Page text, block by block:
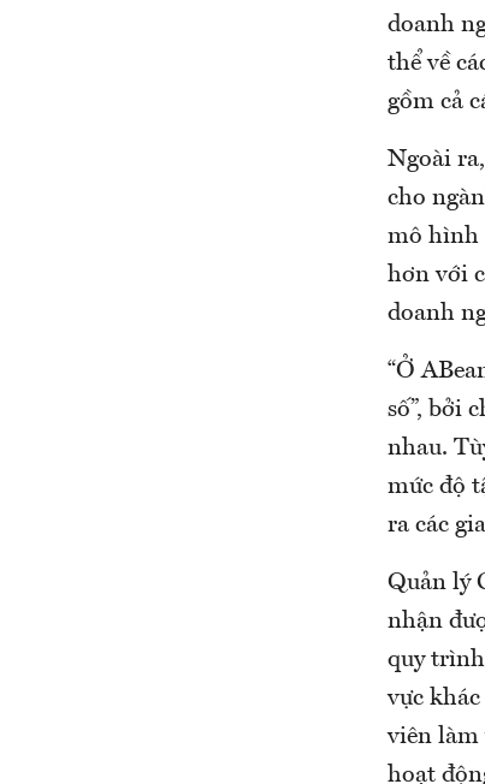
doanh
thể về
gồm cả
Ngoài
cho
mô hình
hơn với
doanh
“Ở
số”, bởi
nhau.
mức độ
ra các
Quản lý
nhận
quy
vực
viên làm
hoạt